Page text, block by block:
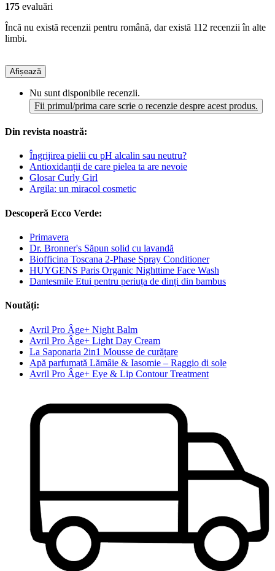
175 evaluări
Încă nu există recenzii pentru română, dar există 112 recenzii în alte
limbi.
Afișează
Nu sunt disponibile recenzii.
Fii primul/prima care scrie o recenzie despre acest produs.
Din revista noastră:
Îngrijirea pielii cu pH alcalin sau neutru?
Antioxidanții de care pielea ta are nevoie
Glosar Curly Girl
Argila: un miracol cosmetic
Descoperă Ecco Verde:
Primavera
Dr. Bronner's Săpun solid cu lavandă
Biofficina Toscana 2-Phase Spray Conditioner
HUYGENS Paris Organic Nighttime Face Wash
Dantesmile Etui pentru periuța de dinți din bambus
Noutăți:
Avril Pro Âge+ Night Balm
Avril Pro Âge+ Light Day Cream
La Saponaria 2in1 Mousse de curățare
Apă parfumată Lămâie & Iasomie – Raggio di sole
Avril Pro Âge+ Eye & Lip Contour Treatment